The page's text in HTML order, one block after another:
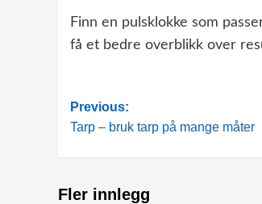
Finn en pulsklokke som
få et bedre overblikk over
Post
navigation
Previous:
Tarp – bruk tarp på mange måter
Fler innlegg